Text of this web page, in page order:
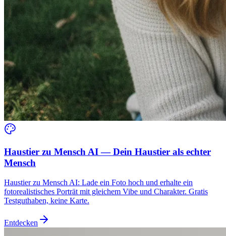
Haustier zu Mensch AI — Dein Haustier als echter
Mensch
Haustier zu Mensch AI: Lade ein Foto hoch und erhalte ein
fotorealistisches Porträt mit gleichem Vibe und Charakter. Gratis
Testguthaben, keine Karte.
Entdecken